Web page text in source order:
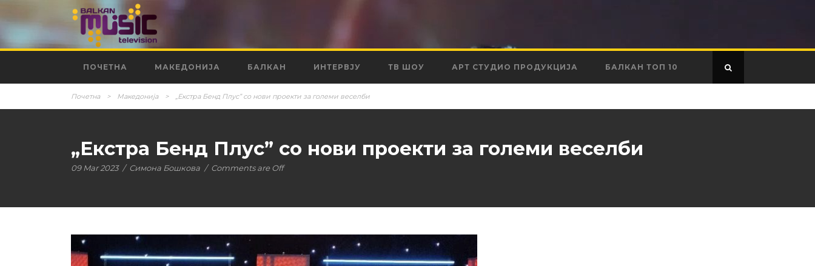
ПОЧЕТНА МАКЕДОНИЈА БАЛКАН ИНТЕРВЈУ ТВ ШОУ АРТ СТУДИО ПРОДУКЦИЈА БАЛКАН ТОП 10
Почетна > Македонија > „Екстра Бенд Плус” со нови проекти за големи веселби
„Екстра Бенд Плус” со нови проекти за големи веселби
09 Mar 2023 / Симона Бошкова / Comments are Off